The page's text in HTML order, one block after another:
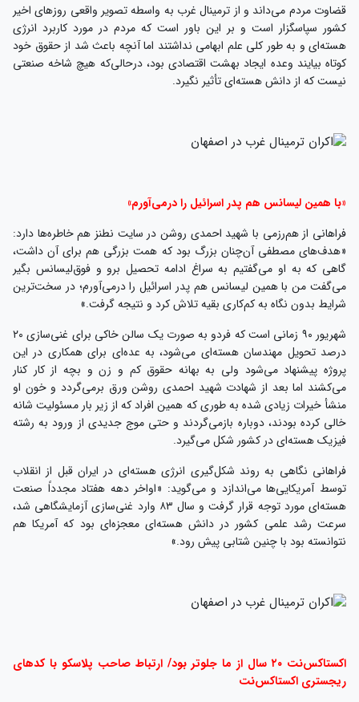
قضاوت مردم می‌داند و از ترمینال غرب به واسطه تصویر واقعی روزهای اخیر
کشور سپاسگزار است و بر این باور است که مردم در مورد کاربرد انرژی
هسته‌ای و به طور کلی علم ابهامی نداشتند اما آنچه باعث شد از حقوق خود
کوتاه بیایند وعده ایجاد بهشت اقتصادی بود، درحالی‌که هیچ شاخه صنعتی
نیست که از دانش هسته‌ای تأثیر نگیرد.
«با همین لیسانس هم پدر اسرائیل را درمی‌آورم»
فراهانی از هم‌رزمی با شهید احمدی روشن در سایت نطنز هم خاطره‌ها دارد:
«هدف‌های مصطفی آن‌چنان بزرگ بود که همت بزرگی هم برای آن داشت،
گاهی که به او می‌گفتیم به سراغ ادامه تحصیل برو و فوق‌لیسانس بگیر
می‌گفت من با همین لیسانس هم پدر اسرائیل را درمی‌آورم؛ در سخت‌ترین
شرایط بدون نگاه به کم‌کاری بقیه تلاش کرد و نتیجه گرفت.»
شهریور ۹۰ زمانی است که فردو به صورت یک سالن خاکی برای غنی‌سازی ۲۰
درصد تحویل مهندسان هسته‌ای می‌شود، به عده‌ای برای همکاری در این
پروژه پیشنهاد می‌شود ولی به بهانه حقوق کم و زن و بچه از کار کنار
می‌کشند اما بعد از شهادت شهید احمدی روشن ورق برمی‌گردد و خون او
منشأ خیرات زیادی شده به طوری که همین افراد که از زیر بار مسئولیت شانه
خالی کرده بودند، دوباره بازمی‌گردند و حتی موج جدیدی از ورود به رشته
فیزیک هسته‌ای در کشور شکل می‌گیرد.
فراهانی نگاهی به روند شکل‌گیری انرژی هسته‌ای در ایران قبل از انقلاب
توسط آمریکایی‌ها می‌اندازد و می‌گوید: «اواخر دهه هفتاد مجدداً صنعت
هسته‌ای مورد توجه قرار گرفت و سال ۸۳ وارد غنی‌سازی آزمایشگاهی شد،
سرعت رشد علمی کشور در دانش هسته‌ای معجزه‌ای بود که آمریکا هم
نتوانسته بود با چنین شتابی پیش رود.»
اکستاکس‌نت ۲۰ سال از ما جلوتر بود/ ارتباط صاحب پلاسکو با کدهای
ریجستری اکستاکس‌نت